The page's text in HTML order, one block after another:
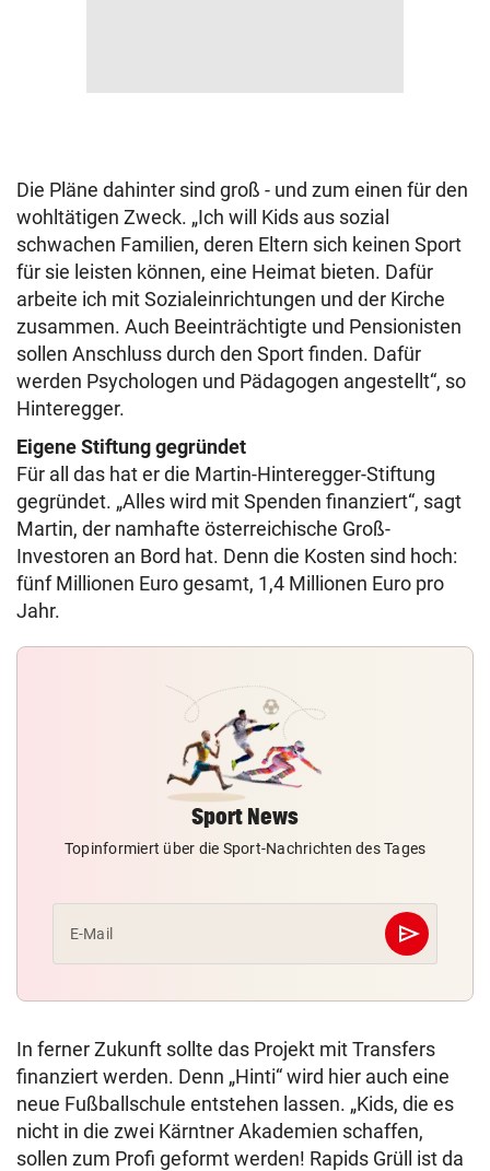
Die Pläne dahinter sind groß - und zum einen für den
wohltätigen Zweck. „Ich will Kids aus sozial
schwachen Familien, deren Eltern sich keinen Sport
für sie leisten können, eine Heimat bieten. Dafür
arbeite ich mit Sozialeinrichtungen und der Kirche
zusammen. Auch Beeinträchtigte und Pensionisten
sollen Anschluss durch den Sport finden. Dafür
werden Psychologen und Pädagogen angestellt“, so
Hinteregger.
Eigene Stiftung gegründet
Für all das hat er die Martin-Hinteregger-Stiftung
gegründet. „Alles wird mit Spenden finanziert“, sagt
Martin, der namhafte österreichische Groß-
Investoren an Bord hat. Denn die Kosten sind hoch:
fünf Millionen Euro gesamt, 1,4 Millionen Euro pro
Jahr.
Sport News
Topinformiert über die Sport-Nachrichten des Tages
E-Mail send
Abschicken
In ferner Zukunft sollte das Projekt mit Transfers
finanziert werden. Denn „Hinti“ wird hier auch eine
neue Fußballschule entstehen lassen. „Kids, die es
nicht in die zwei Kärntner Akademien schaffen,
sollen zum Profi geformt werden! Rapids Grüll ist da